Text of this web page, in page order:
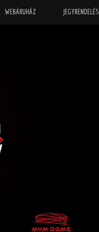
WEBÁRUHÁZ JEGYRENDELÉS